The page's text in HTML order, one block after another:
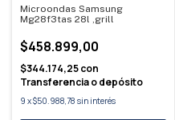
Microondas Samsung
Mg28f3tas 28l ,grill
$458.899,00
$344.174,25con
Transferencia o depósito
9 x$50.988,78 sin interés